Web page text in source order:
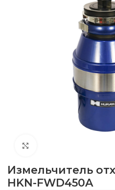
Измельчитель
HKN-FWD450A